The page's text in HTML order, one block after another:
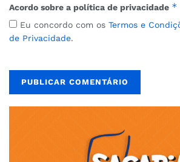
Acordo sobre a política de privacidade *
Eu concordo com os Termos e
de Privacidade.